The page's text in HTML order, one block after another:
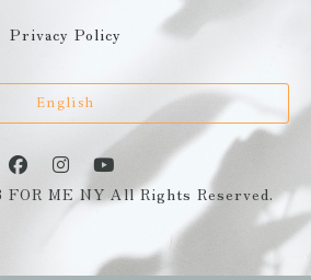
Privacy Policy
English
ME NY All Rights Reserved.